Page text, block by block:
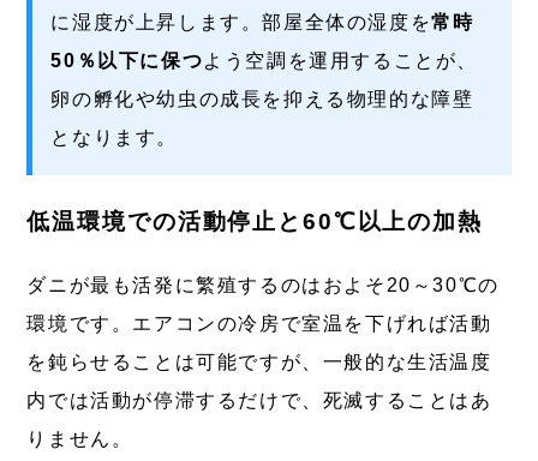
に湿度が上昇します。部屋全体の湿度を常時
50％以下に保つよう空調を運用することが、
卵の孵化や幼虫の成長を抑える物理的な障壁
となります。
低温環境での活動停止と60℃以上の加熱
ダニが最も活発に繁殖するのはおよそ20～30℃の
環境です。エアコンの冷房で室温を下げれば活動
を鈍らせることは可能ですが、一般的な生活温度
内では活動が停滞するだけで、死滅することはあ
りません。